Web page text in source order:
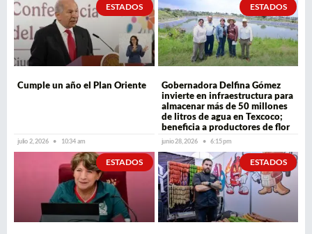
ESTADOS
Cumple un año el Plan Oriente
julio 2, 2026 10:34 am
ESTADOS
Gobernadora Delfina Gómez
invierte en infraestructura para
almacenar más de 50 millones
de litros de agua en Texcoco;
beneficia a productores de flor
junio 28, 2026 6:15 pm
ESTADOS ESTADOS